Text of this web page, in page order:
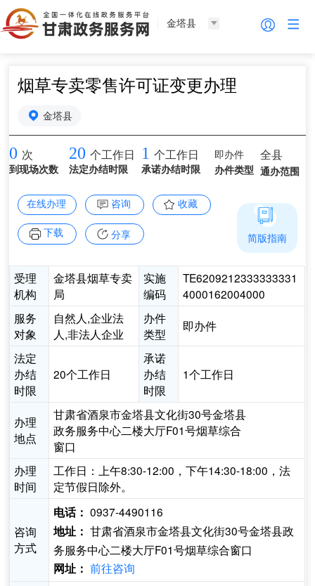
金塔县
烟草专卖零售许可证变更办理
金塔县
0 次
到现场次数
20 个工作日
法定办结时限
1 个工作日
承诺办结时限
即办件
办件类型
全县
通办范围
在线办理 咨询 收藏
下载 分享
受理
机构
金塔县烟草专卖
局
实施
编码
TE6209212333333331
4000162004000
服务
对象
自然人,企业法
人,非法人企业
办件
类型
即办件
法定
办结
时限
20个工作日
承诺
办结
时限
1个工作日
办理
地点
甘肃省酒泉市金塔县文化街30号金塔县
政务服务中心二楼大厅F01号烟草综合
窗口
办理
时间
工作日：上午8:30-12:00，下午14:30-18:00，法
定节假日除外。
咨询
方式
电话： 0937-4490116
地址： 甘肃省酒泉市金塔县文化街30号金塔县政
务服务中心二楼大厅F01号烟草综合窗口
网址： 前往咨询
简版指南